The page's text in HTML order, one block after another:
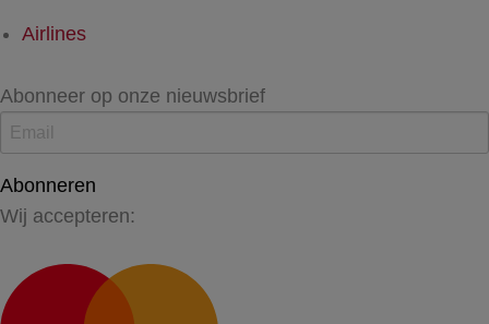
Airlines
Abonneer op onze nieuwsbrief
Abonneren
Wij accepteren: